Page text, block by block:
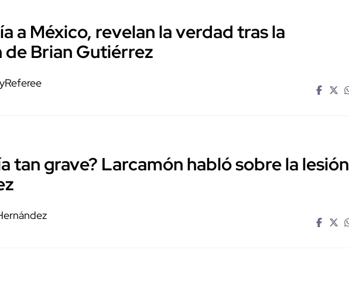
a México, revelan la verdad tras la
de Brian Gutiérrez
tan grave? Larcamón habló sobre la lesión